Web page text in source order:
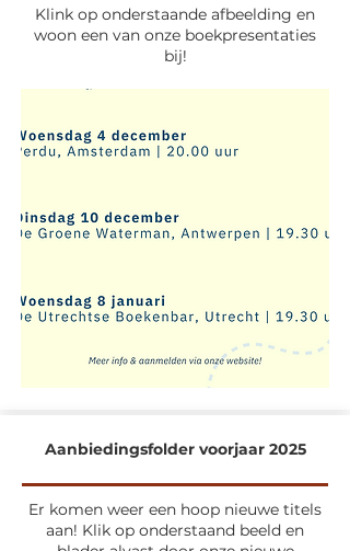
Klink op onderstaande afbeelding en
woon een van onze boekpresentaties
bij!
Aanbiedingsfolder voorjaar 2025
Er komen weer een hoop nieuwe titels
aan! Klik op onderstaand beeld en